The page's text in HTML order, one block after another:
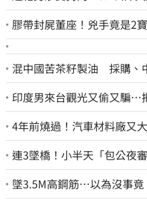
膠帶封屍董座！兇手竟是2
混中國苦茶籽製油 採購、
印度男來台觀光又偷又騙…
4年前燒過！汽車材料廠又
連3墜橋！小半天「包公夜
墜3.5M高鋼筋…以為沒事竟